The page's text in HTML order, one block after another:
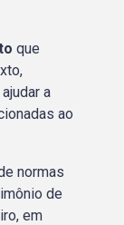
que
a
ao
normas
de
em